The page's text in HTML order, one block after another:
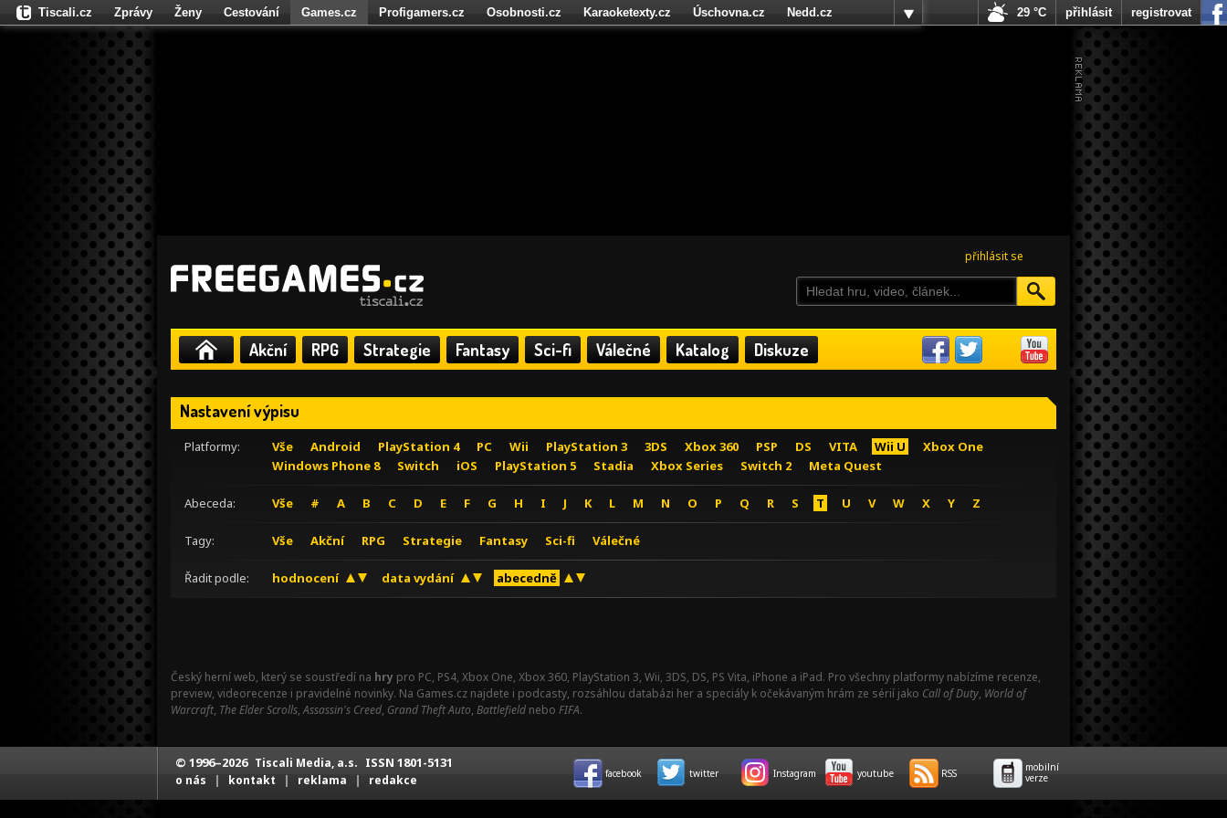
přihlásit se
Akční RPG Strategie Fantasy Sci-fi Válečné Katalog Diskuze
Nastavení výpisu
Platformy: Vše Android PlayStation 4 PC Wii PlayStation 3 3DS Xbox 360 PSP DS VITA Wii U
Xbox One
Windows Phone 8
Switch iOS PlayStation 5 Stadia Xbox Series Switch 2 Meta Quest
Abeceda: Vše # A B C D E F G H I J K L M N O P Q R S T U V W X Y Z
Tagy: Vše Akční RPG Strategie Fantasy Sci-fi Válečné
Řadit podle: hodnocení data vydání abecedně
Český herní web, který se soustředí na hry pro PC, PS4, Xbox One, Xbox 360, PlayStation 3, Wii, 3DS, DS, PS Vita, iPhone a iPad. Pro všechny platformy nabízíme recenze,
preview, videorecenze i pravidelné novinky. Na Games.cz najdete i podcasty, rozsáhlou databázi her a speciály k očekávaným hrám ze sérií jako Call of Duty, World of
Warcraft, The Elder Scrolls,Assassin's Creed, Grand Theft Auto, Battlefield nebo FIFA.
Tiscali.cz Zprávy Ženy Cestování Games.cz Profigamers.cz Osobnosti.cz Karaoketexty.cz Úschovna.cz
Nedd.cz
Fights.cz
29 °C přihlásit registrovat
© 1996–2026 Tiscali Media, a.s. ISSN 1801-5131
o nás | kontakt | reklama | redakce facebook twitter Instagram youtube RSS
mobilní
verze